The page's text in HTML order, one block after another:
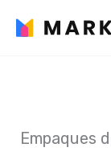
Empaques